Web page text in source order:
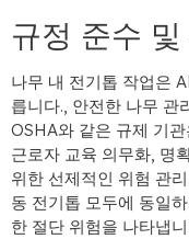
규정 준수
나무 내 전기톱 작업은
릅니다., 안전한 나무 관
OSHA와 같은 규제 기
근로자 교육 의무화, 명
위한 선제적인 위험 관
동 전기톱 모두에 동일
한 절단 위험을 나타냅니